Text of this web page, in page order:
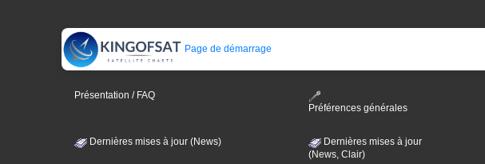
Page de démarrage
Présentation / FAQ
Préférences générales
Dernières mises à jour (News)
Dernières mises à jour
(News, Clair)